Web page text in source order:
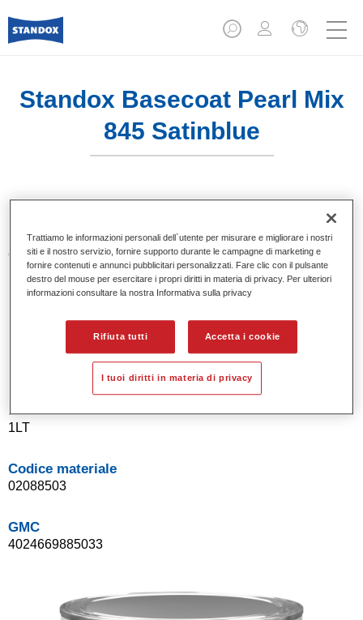
Standox Basecoat Pearl Mix
845 Satinblue
Caratteristiche del prodotto
Eccezionale punto tinta.
Colori pastello, metallizzati e perlati.
Buona opacità.
Sistema di basi opache a solvente Standox.
Facile da sfumare.
Product Variant
1LT
Codice materiale
02088503
GMC
4024669885033
Trattiamo le informazioni personali dell`utente per misurare e migliorare i nostri
siti e il nostro servizio, fornire supporto durante le campagne di marketing e
fornire contenuti e annunci pubblicitari personalizzati. Fare clic con il pulsante
destro del mouse per esercitare i propri diritti in materia di privacy. Per ulteriori
informazioni consultare la nostra Informativa sulla privacy
Rifiuta tutti Accetta i cookie
I tuoi diritti in materia di privacy